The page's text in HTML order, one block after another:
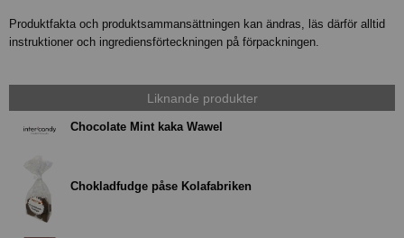
Produktfakta och produktsammansättningen kan ändras, läs därför alltid
instruktioner och ingrediensförteckningen på förpackningen.
Liknande produkter
Chocolate Mint kaka Wawel
Chokladfudge påse Kolafabriken